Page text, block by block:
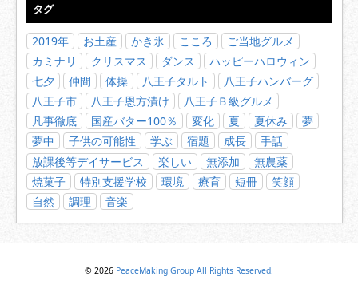
タグ
2019年 お土産 かき氷 こころ
ご当地グルメ
カミナリ
クリスマス ダンス
ハッピーハロウィン
七夕
仲間 体操 八王子タルト
八王子ハンバーグ
八王子市
八王子恩方漬け
八王子Ｂ級グルメ
凡事徹底
国産バター100％ 変化 夏 夏休み
夢
夢中
子供の可能性 学ぶ 宿題 成長
手話
放課後等デイサービス
楽しい 無添加
無農薬
焼菓子
特別支援学校 環境 療育 短冊
笑顔
自然
調理 音楽
© 2026 PeaceMaking Group All Rights Reserved.